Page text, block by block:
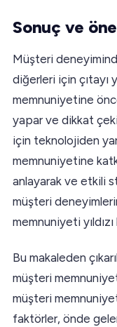
Sonuç ve
Müşteri
diğerleri için çıtayı
memnuniyetine
yapar ve dikkat
için teknolojiden
memnuniyetine
anlayarak ve etkili
müşteri
memnuniyeti
Bu makaleden
müşteri
müşteri
faktörler, önde